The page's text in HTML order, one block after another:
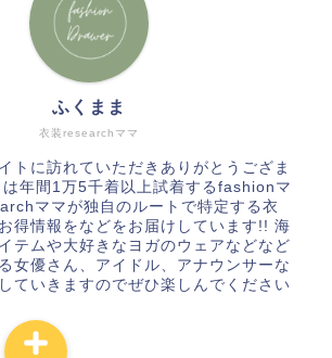
衣装researchママ
ふくまま
トに訪れていただきありがとうござま
年間1万5千着以上試着するfashionマ
ママが独自のルートで特定する衣
得情報をなどをお届けしています!! 海
テムや大好きなヨガのウェアなどなど
女優さん、アイドル、アナウンサーな
ていきますのでぜひ楽しんでください